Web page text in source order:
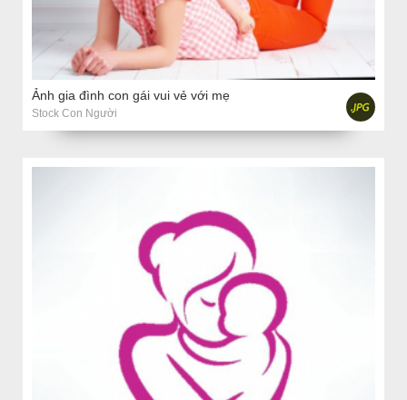
Ảnh gia đình con gái vui vẻ với mẹ
Stock Con Người